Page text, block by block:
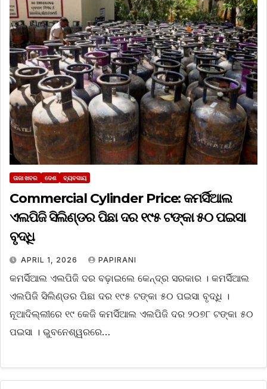
ତାଜା ଖବର ଦେଶ ବ୍ୟବସାୟ
Commercial Cylinder Price: କମର୍ସିଆଲ
ଏଲପିଜି ସିଲିଣ୍ଡର ପିଛା ଦର ୧୯୫ ଟଙ୍କା ୫୦ ପଇସା
ବୃଦ୍ଧି
APRIL 1, 2026 PAPIRANI
କମର୍ସିଆଲ ଏଲପିଜି ଦର ବଢ଼ାଇଲେ କେନ୍ଦ୍ର ସରକାର । କମର୍ସିଆଲ
ଏଲପିଜି ସିଲିଣ୍ଡର ପିଛା ଦର ୧୯୫ ଟଙ୍କା ୫୦ ପଇସା ବୃଦ୍ଧି ।
ନୂଆଦିଲ୍ଲୀରେ ୧୯ କେଜି କମର୍ସିଆଲ ଏଲପିଜି ଦର ୨୦୭୮ ଟଙ୍କା ୫୦
ପଇସା । ଭୁବନେଶ୍ୱରରେ…